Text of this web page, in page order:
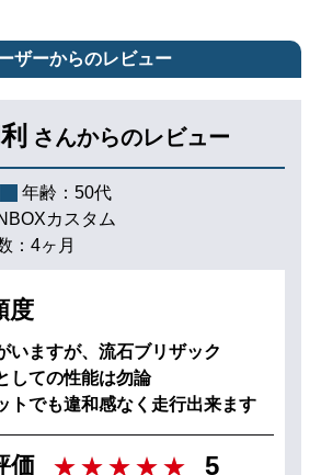
ザーからのレビュー
さんからのレビュー
年齢： 50代
カスタム
： 4ヶ月
度
いますが、流石ブリザック
しての性能は勿論
トでも違和感なく走行出来ます
価 5